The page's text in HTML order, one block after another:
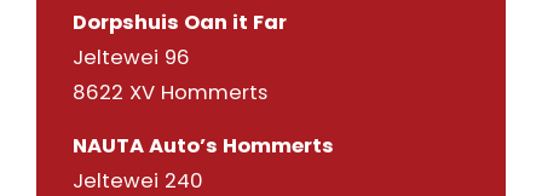
Dorpshuis Oan it Far
Jeltewei 96
8622 XV Hommerts
NAUTA Auto’s Hommerts
Jeltewei 240